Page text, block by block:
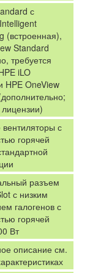
с
(встроенная),
Standard
требуется
iLO
HPE OneView
с
горячей
разъем
с низким
галогенов с
горячей
Вт
описание см.